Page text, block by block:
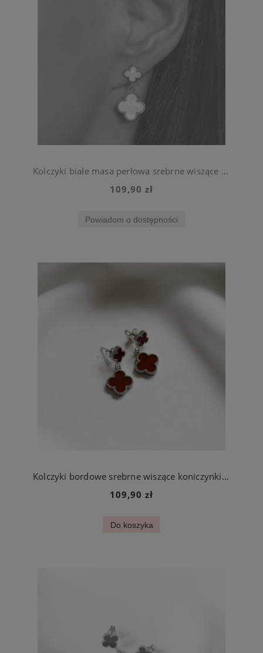
Kolczyki białe masa perłowa srebrne wiszące koniczynki ze stali jubilerskiej
109,90 zł
Powiadom o dostępności
Kolczyki bordowe srebrne wiszące koniczynki ze stali szlachetnej
109,90 zł
Do koszyka